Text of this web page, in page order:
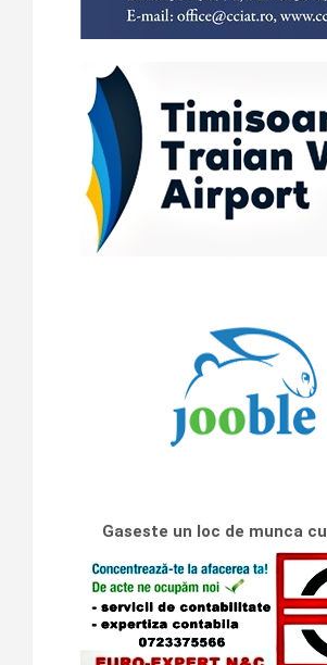
Gaseste un loc de munca cu